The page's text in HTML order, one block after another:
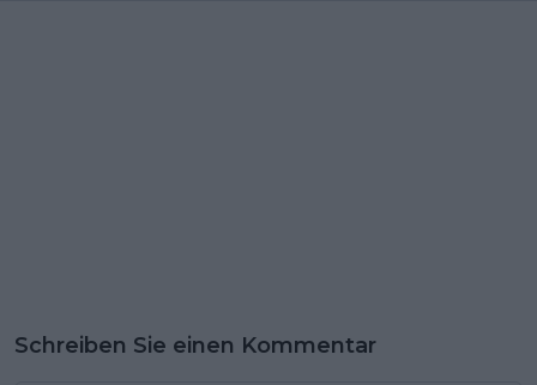
Schreiben Sie einen Kommentar